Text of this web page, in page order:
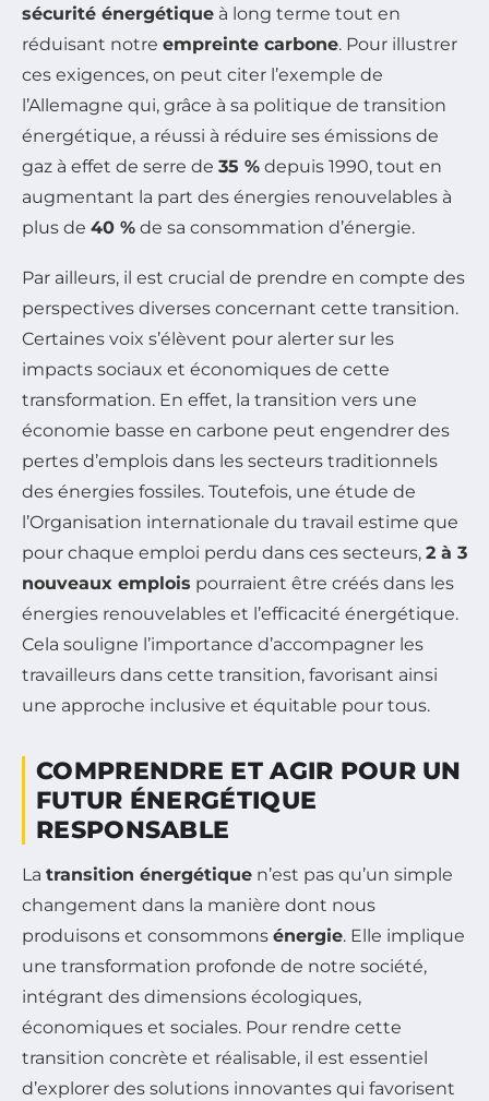
sécurité énergétique à long terme tout en
réduisant notre empreinte carbone. Pour illustrer
ces exigences, on peut citer l’exemple de
l’Allemagne qui, grâce à sa politique de transition
énergétique, a réussi à réduire ses émissions de
gaz à effet de serre de 35 % depuis 1990, tout en
augmentant la part des énergies renouvelables à
plus de 40 % de sa consommation d’énergie.
Par ailleurs, il est crucial de prendre en compte des
perspectives diverses concernant cette transition.
Certaines voix s’élèvent pour alerter sur les
impacts sociaux et économiques de cette
transformation. En effet, la transition vers une
économie basse en carbone peut engendrer des
pertes d’emplois dans les secteurs traditionnels
des énergies fossiles. Toutefois, une étude de
l’Organisation internationale du travail estime que
pour chaque emploi perdu dans ces secteurs, 2 à 3
nouveaux emplois pourraient être créés dans les
énergies renouvelables et l’efficacité énergétique.
Cela souligne l’importance d’accompagner les
travailleurs dans cette transition, favorisant ainsi
une approche inclusive et équitable pour tous.
COMPRENDRE ET AGIR POUR UN
FUTUR ÉNERGÉTIQUE
RESPONSABLE
La transition énergétique n’est pas qu’un simple
changement dans la manière dont nous
produisons et consommons énergie. Elle implique
une transformation profonde de notre société,
intégrant des dimensions écologiques,
économiques et sociales. Pour rendre cette
transition concrète et réalisable, il est essentiel
d’explorer des solutions innovantes qui favorisent